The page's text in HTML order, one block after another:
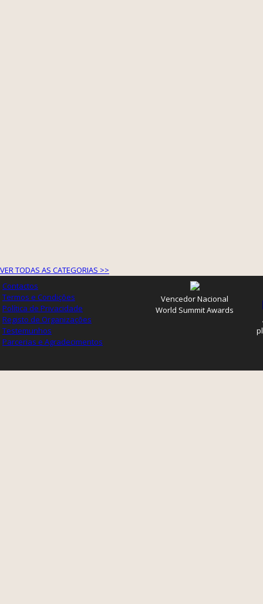
VER TODAS AS CATEGORIAS >>
Contactos
Termos e Condições
Política de Privacidade
Registo de Organizações
Testemunhos
Parcerias e Agradecimentos
Vencedor Nacional
World Summit Awards